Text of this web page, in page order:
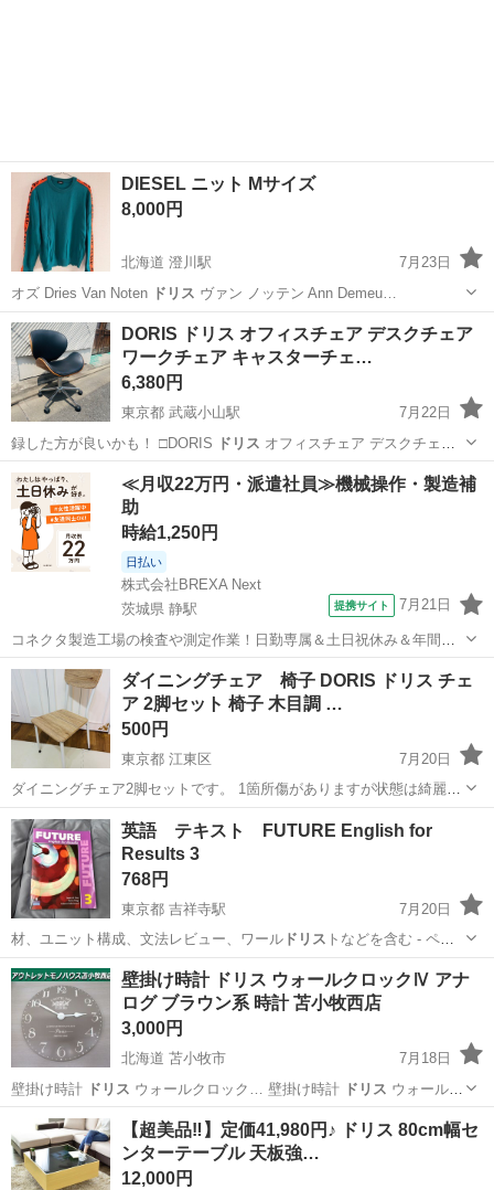
DIESEL ニット Mサイズ
8,000円
北海道 澄川駅
7月23日
オズ Dries Van Noten ドリス ヴァン ノッテン Ann Demeu…
北海道 札幌市
DORIS ドリス オフィスチェア デスクチェア
ワークチェア キャスターチェ…
6,380円
東京都 武蔵小山駅
7月22日
録した方が良いかも！ □DORIS
ドリス オフィスチェア デスクチェア
ワーク…
東京 品川区 武蔵小山駅 椅子
≪月収22万円・派遣社員≫機械操作・製造補
助
時給1,250円
日払い
株式会社BREXA Next
茨城県 静駅
提携サイト 7月21日
コネクタ製造工場の検査や測定作業！日勤専属＆土日祝休み＆年間休
日128日★クリーンルーム内作業★マイカー通勤OK＆無料駐車場あり
★就業先食堂利用可！日払い制度あり！《茨城県常陸大宮市》 人気の
工場のお仕事 ◇コネクタ製造工...
茨城 常陸大宮市 静駅
ダイニングチェア 椅子 DORIS ドリス チェ
ア 2脚セット 椅子 木目調 …
500円
東京都 江東区
7月20日
ダイニングチェア2脚セットです。 1箇所傷がありますが状態は綺麗か
と思います。 【嬉しい軽量設計】一脚当たり重量4kgと超軽量ながら
も耐荷重は約100kgと力持ち。簡単に持ち運べるから掃除も移動もラク
ラクです。 【サイ...
東京 江東区 椅子
英語 テキスト FUTURE English for
Results 3
768円
東京都 吉祥寺駅
7月20日
材、ユニット構成、文法レビュー、ワールドリス トなどを含む - ペー
ジ数: 312ペ…
東京 武蔵野市 吉祥寺駅 語学、辞書 English
壁掛け時計 ドリス ウォールクロックⅣ アナ
ログ ブラウン系 時計 苫小牧西店
3,000円
北海道 苫小牧市
7月18日
壁掛け時計 ドリス ウォールクロック… 壁掛け時計 ドリス ウォールク
ロック…
北海道 苫小牧市 時計 ドリス
【超美品‼️】定価41,980円♪ ドリス 80cm幅セ
ンターテーブル 天板強…
12,000円